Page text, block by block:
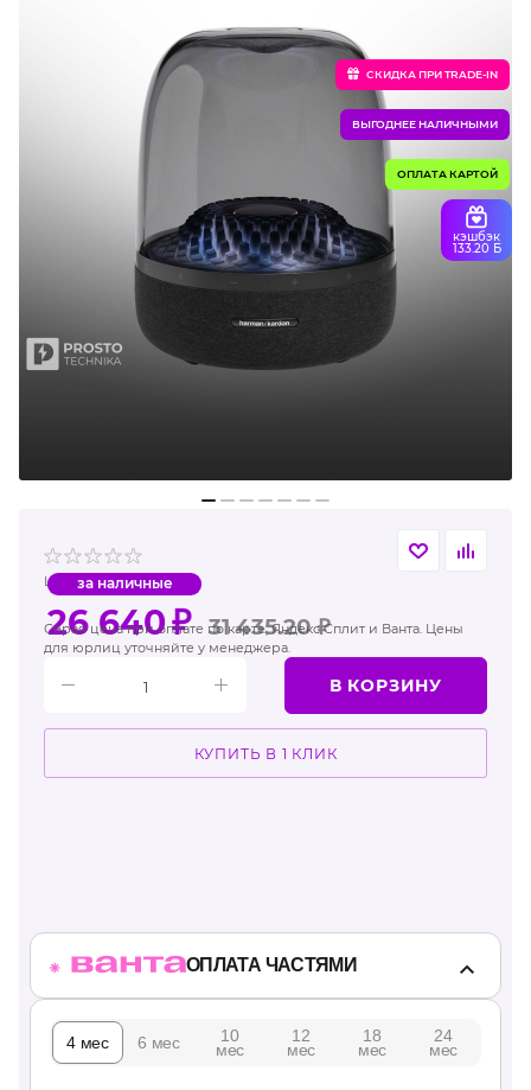
CКИДКА ПРИ TRADE-IN
ВЫГОДНЕЕ НАЛИЧНЫМИ
ОПЛАТА КАРТОЙ
кэшбэк
133.20 Б
Цена Москвы
за наличные
26 640₽ 31 435.20 ₽
Серая цена при оплате по карте, Яндекс Сплит и Ванта. Цены
для юрлиц уточняйте у менеджера.
В КОРЗИНУ
КУПИТЬ В 1 КЛИК
ОПЛАТА ЧАСТЯМИ
4 мес 6 мес 10
мес
12
мес
18
мес
24
мес